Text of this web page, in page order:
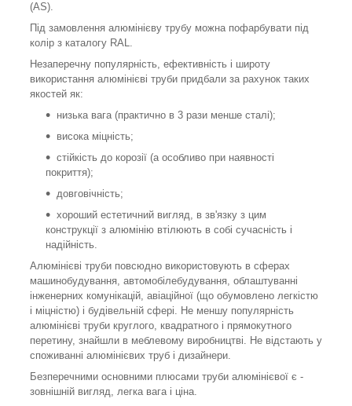
(AS).
Під замовлення алюмінієву трубу можна пофарбувати під
колір з каталогу RAL.
Незаперечну популярність, ефективність і широту
використання алюмінієві труби придбали за рахунок таких
якостей як:
низька вага (практично в 3 рази менше сталі);
висока міцність;
стійкість до корозії (а особливо при наявності
покриття);
довговічність;
хороший естетичний вигляд, в зв'язку з цим
конструкції з алюмінію втілюють в собі сучасність і
надійність.
Алюмінієві труби повсюдно використовують в сферах
машинобудування, автомобілебудування, облаштуванні
інженерних комунікацій, авіаційної (що обумовлено легкістю
і міцністю) і будівельній сфері. Не меншу популярність
алюмінієві труби круглого, квадратного і прямокутного
перетину, знайшли в меблевому виробництві. Не відстають у
споживанні алюмінієвих труб і дизайнери.
Безперечними основними плюсами труби алюмінієвої є -
зовнішній вигляд, легка вага і ціна.